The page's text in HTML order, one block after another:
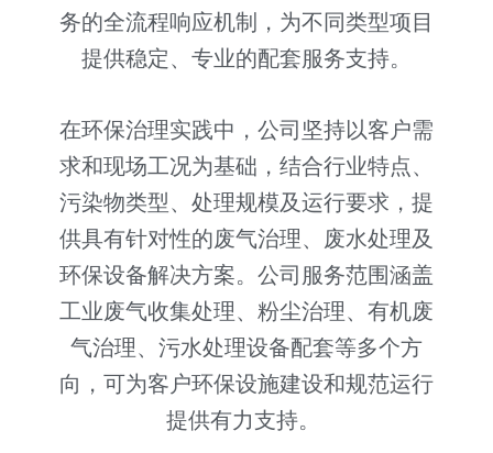
务的全流程响应机制，为不同类型项目
提供稳定、专业的配套服务支持。
在环保治理实践中，公司坚持以客户需
求和现场工况为基础，结合行业特点、
污染物类型、处理规模及运行要求，提
供具有针对性的废气治理、废水处理及
环保设备解决方案。公司服务范围涵盖
工业废气收集处理、粉尘治理、有机废
气治理、污水处理设备配套等多个方
向，可为客户环保设施建设和规范运行
提供有力支持。